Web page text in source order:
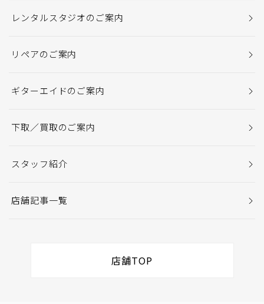
レンタルスタジオのご案内
リペアのご案内
ギターエイドのご案内
下取／買取のご案内
スタッフ紹介
店舗記事一覧
店舗TOP